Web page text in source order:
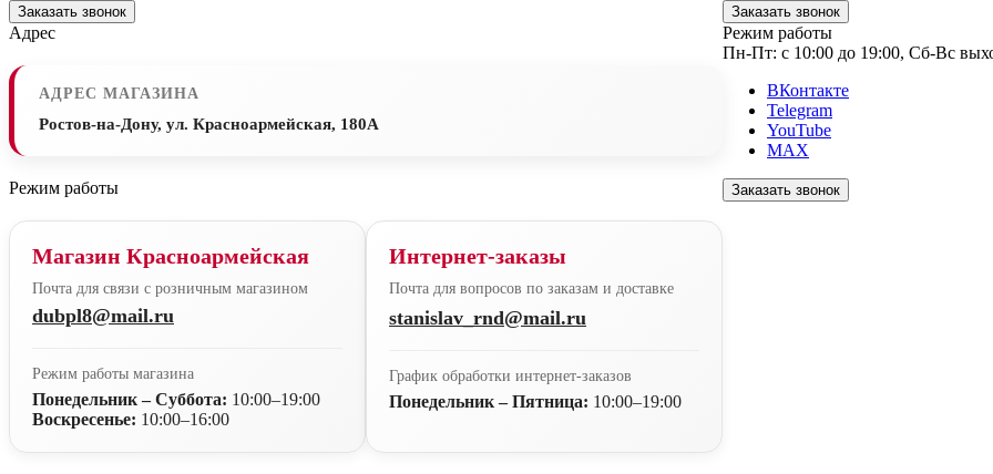
Заказать звонок
Адрес
АДРЕС МАГАЗИНА
Ростов-на-Дону, ул. Красноармейская, 180А
Режим работы
Магазин Красноармейская
Почта для связи с розничным магазином
dubpl8@mail.ru
Режим работы магазина
Понедельник – Суббота: 10:00–19:00
Воскресенье: 10:00–16:00
Интернет-заказы
Почта для вопросов по заказам и доставке
stanislav_rnd@mail.ru
График обработки интернет-заказов
Понедельник – Пятница: 10:00–19:00
Заказать звонок
Режим работы
Пн-Пт: с 10:00 до 19:00, Сб-Вс
ВКонтакте
Telegram
YouTube
MAX
Заказать звонок